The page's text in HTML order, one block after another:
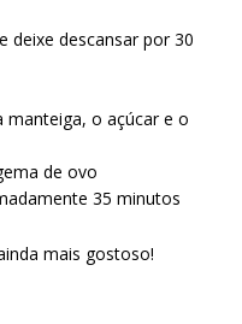
deixe descansar por 30
manteiga, o açúcar e o
de ovo
35 minutos
mais gostoso!